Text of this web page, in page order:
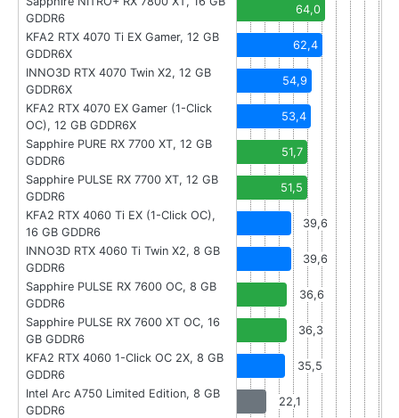
GDDR6
64,0
KFA2 RTX 4070 Ti EX Gamer, 12 GB
GDDR6X
62,4
INNO3D RTX 4070 Twin X2, 12 GB
GDDR6X
54,9
KFA2 RTX 4070 EX Gamer (1-Click
OC), 12 GB GDDR6X
53,4
Sapphire PURE RX 7700 XT, 12 GB
GDDR6
51,7
Sapphire PULSE RX 7700 XT, 12 GB
GDDR6
51,5
KFA2 RTX 4060 Ti EX (1-Click OC),
16 GB GDDR6
39,6
INNO3D RTX 4060 Ti Twin X2, 8 GB
GDDR6
39,6
Sapphire PULSE RX 7600 OC, 8 GB
GDDR6
36,6
Sapphire PULSE RX 7600 XT OC, 16
GB GDDR6
36,3
KFA2 RTX 4060 1-Click OC 2X, 8 GB
GDDR6
35,5
Intel Arc A750 Limited Edition, 8 GB
GDDR6
22,1